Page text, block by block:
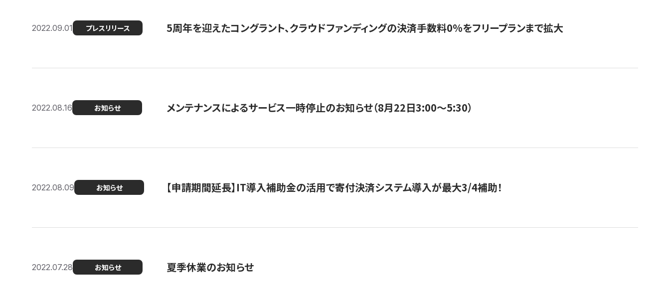
2022.09.01 プレスリリース 5周年を迎えたコングラント、クラウドファンディングの決済手数料0%をフリープランまで拡大
2022.08.16 お知らせ メンテナンスによるサービス一時停止のお知らせ（8月22日3:00〜5:30）
2022.08.09 お知らせ 【申請期間延長】IT導入補助金の活用で寄付決済システム導入が最大3/4補助！
2022.07.28 お知らせ 夏季休業のお知らせ